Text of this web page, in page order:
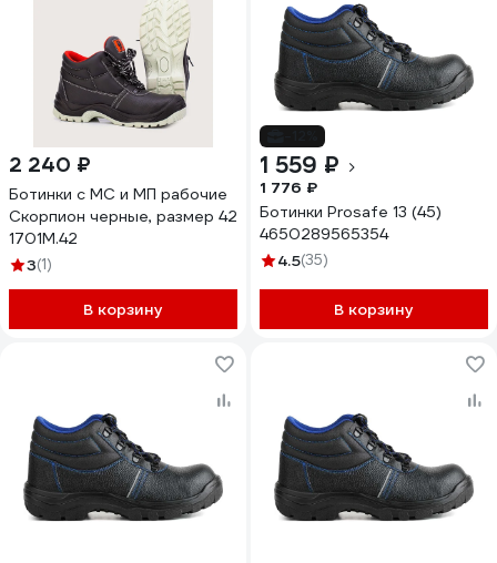
2 240 ₽
Ботинки с МС и МП рабочие
Скорпион черные, размер 42
1701М.42
3(1)
В корзину
1 559 ₽
1 776 ₽
Ботинки Prosafe 13 (45)
4650289565354
4.5(35)
В корзину